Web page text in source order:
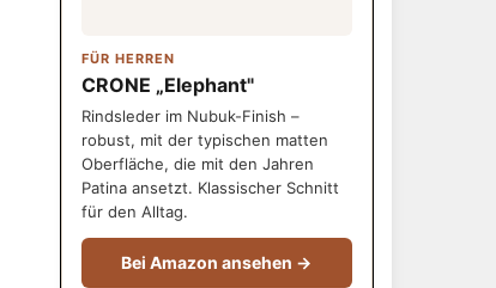
FÜR HERREN
CRONE „Elephant"
Rindsleder im Nubuk-Finish –
robust, mit der typischen matten
Oberfläche, die mit den Jahren
Patina ansetzt. Klassischer Schnitt
für den Alltag.
Bei Amazon ansehen →